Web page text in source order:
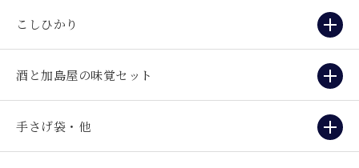
こしひかり
酒と加島屋の味覚セット
手さげ袋・他